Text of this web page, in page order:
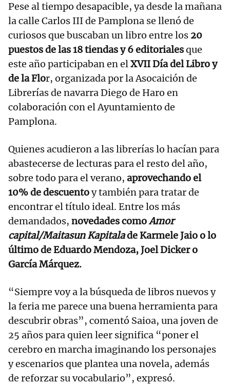
Pese al tiempo desapacible, ya desde la mañana
la calle Carlos III de Pamplona se llenó de
curiosos que buscaban un libro entre los 20
puestos de las 18 tiendas y 6 editorialesque
este año participaban en elXVII Día del Libro y
de la Flor, organizada por la Asocaición de
Librerías de navarra Diego de Haro en
colaboración con el Ayuntamiento de
Pamplona.
Quienes acudieron a las librerías lo hacían para
abastecerse de lecturas para el resto del año,
sobre todo para el verano, aprovechando el
10% de descuentoy también para tratar de
encontrar el título ideal. Entre los más
demandados, novedades comoAmor
capital/Maitasun Kapitalade Karmele Jaio o lo
último de Eduardo Mendoza, Joel Dicker o
García Márquez.
“Siempre voy a la búsqueda de libros nuevos y
la feria me parece una buena herramienta para
descubrir obras”, comentó Saioa, una joven de
25 años para quien leer significa “poner el
cerebro en marcha imaginando los personajes
y escenarios que plantea una novela, además
de reforzar su vocabulario”, expresó.